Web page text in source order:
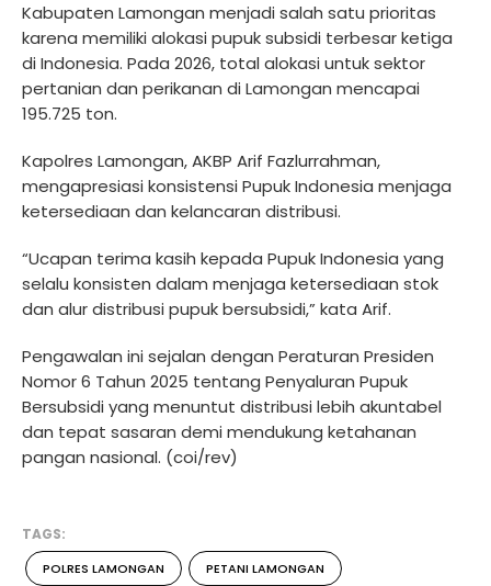
Kabupaten Lamongan menjadi salah satu prioritas
karena memiliki alokasi pupuk subsidi terbesar ketiga
di Indonesia. Pada 2026, total alokasi untuk sektor
pertanian dan perikanan di Lamongan mencapai
195.725 ton.
Kapolres Lamongan, AKBP Arif Fazlurrahman,
mengapresiasi konsistensi Pupuk Indonesia menjaga
ketersediaan dan kelancaran distribusi.
“Ucapan terima kasih kepada Pupuk Indonesia yang
selalu konsisten dalam menjaga ketersediaan stok
dan alur distribusi pupuk bersubsidi,” kata Arif.
Pengawalan ini sejalan dengan Peraturan Presiden
Nomor 6 Tahun 2025 tentang Penyaluran Pupuk
Bersubsidi yang menuntut distribusi lebih akuntabel
dan tepat sasaran demi mendukung ketahanan
pangan nasional. (coi/rev)
TAGS:
POLRES LAMONGAN PETANI LAMONGAN